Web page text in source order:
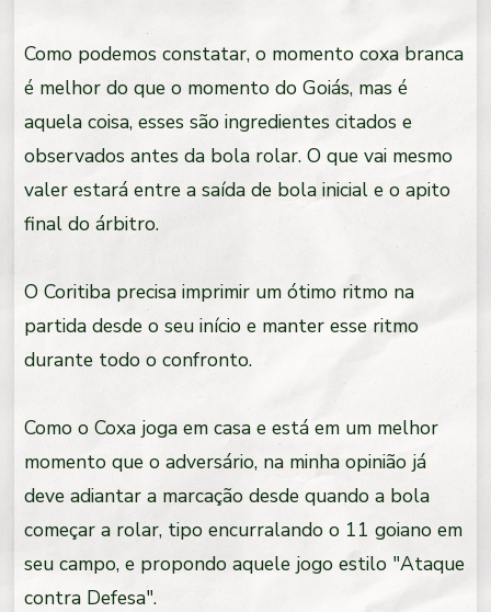
Como podemos constatar, o momento coxa branca
é melhor do que o momento do Goiás, mas é
aquela coisa, esses são ingredientes citados e
observados antes da bola rolar. O que vai mesmo
valer estará entre a saída de bola inicial e o apito
final do árbitro.
O Coritiba precisa imprimir um ótimo ritmo na
partida desde o seu início e manter esse ritmo
durante todo o confronto.
Como o Coxa joga em casa e está em um melhor
momento que o adversário, na minha opinião já
deve adiantar a marcação desde quando a bola
começar a rolar, tipo encurralando o 11 goiano em
seu campo, e propondo aquele jogo estilo "Ataque
contra Defesa".